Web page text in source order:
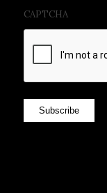
CAPTCHA
Subscribe